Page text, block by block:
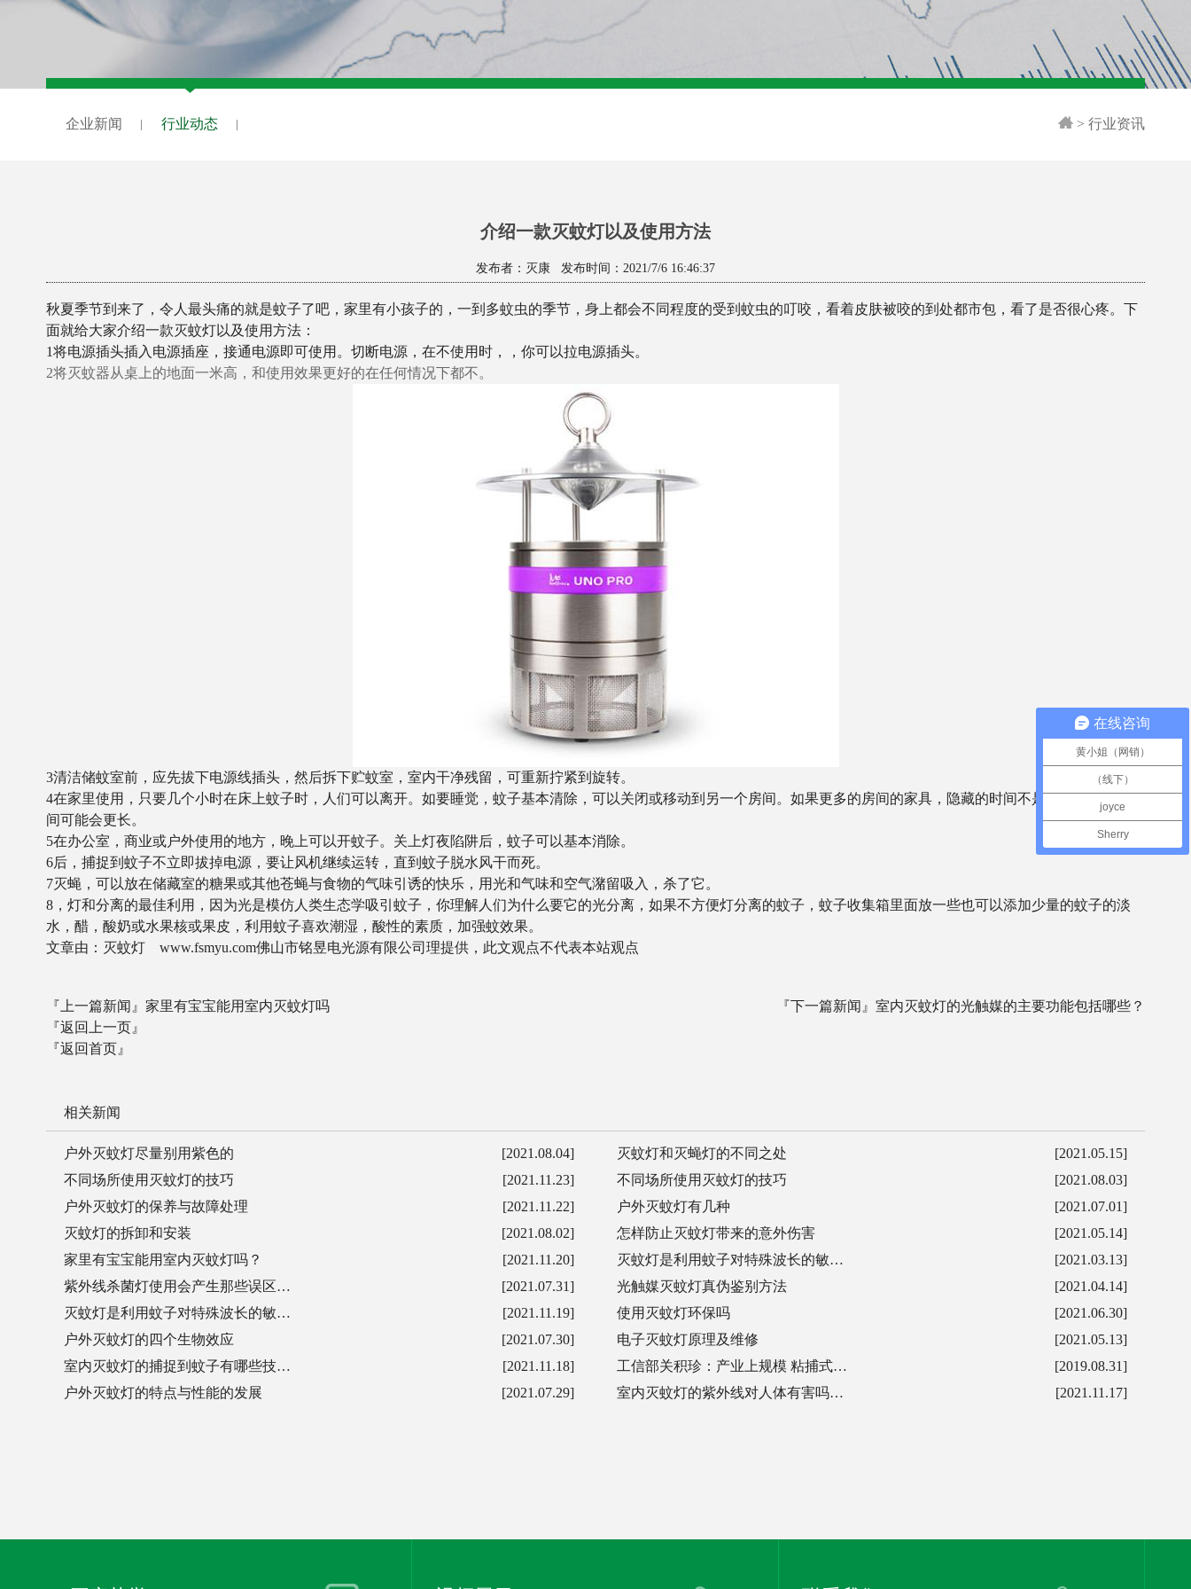
企业新闻 行业动态 > 行业资讯
介绍一款灭蚊灯以及使用方法
发布者：灭康 发布时间：2021/7/6 16:46:37
秋夏季节到来了，令人最头痛的就是蚊子了吧，家里有小孩子的，一到多蚊虫的季节，身上都会不同程度的受到蚊虫的叮咬，看着皮肤被咬的到处都市包，看了是否很心疼。下
面就给大家介绍一款灭蚊灯以及使用方法：
1将电源插头插入电源插座，接通电源即可使用。切断电源，在不使用时，，你可以拉电源插头。
2将灭蚊器从桌上的地面一米高，和使用效果更好的在任何情况下都不。
3清洁储蚊室前，应先拔下电源线插头，然后拆下贮蚊室，室内干净残留，可重新拧紧到旋转。
4在家里使用，只要几个小时在床上蚊子时，人们可以离开。如要睡觉，蚊子基本清除，可以关闭或移动到另一个房间。如果更多的房间的家具，隐藏的时间不是蚊子，蚊子的时
间可能会更长。
5在办公室，商业或户外使用的地方，晚上可以开蚊子。关上灯夜陷阱后，蚊子可以基本消除。
6后，捕捉到蚊子不立即拔掉电源，要让风机继续运转，直到蚊子脱水风干而死。
7灭蝇，可以放在储藏室的糖果或其他苍蝇与食物的气味引诱的快乐，用光和气味和空气潴留吸入，杀了它。
8，灯和分离的最佳利用，因为光是模仿人类生态学吸引蚊子，你理解人们为什么要它的光分离，如果不方便灯分离的蚊子，蚊子收集箱里面放一些也可以添加少量的蚊子的淡
水，醋，酸奶或水果核或果皮，利用蚊子喜欢潮湿，酸性的素质，加强蚊效果。
文章由：灭蚊灯 www.fsmyu.com佛山市铭昱电光源有限公司理提供，此文观点不代表本站观点
『上一篇新闻』 家里有宝宝能用室内灭蚊灯吗 『下一篇新闻』 室内灭蚊灯的光触媒的主要功能包括哪些？
『返回上一页』
『返回首页』
相关新闻
[2021.08.04]
户外灭蚊灯尽量别用紫色的 [2021.05.15]
灭蚊灯和灭蝇灯的不同之处
[2021.11.23]
不同场所使用灭蚊灯的技巧 [2021.08.03]
不同场所使用灭蚊灯的技巧
[2021.11.22]
户外灭蚊灯的保养与故障处理 [2021.07.01]
户外灭蚊灯有几种
[2021.08.02]
灭蚊灯的拆卸和安装 [2021.05.14]
怎样防止灭蚊灯带来的意外伤害
[2021.11.20]
家里有宝宝能用室内灭蚊灯吗？ [2021.03.13]
灭蚊灯是利用蚊子对特殊波长的敏…
[2021.07.31]
紫外线杀菌灯使用会产生那些误区… [2021.04.14]
光触媒灭蚊灯真伪鉴别方法
[2021.11.19]
灭蚊灯是利用蚊子对特殊波长的敏… [2021.06.30]
使用灭蚊灯环保吗
[2021.07.30]
户外灭蚊灯的四个生物效应 [2021.05.13]
电子灭蚊灯原理及维修
[2021.11.18]
室内灭蚊灯的捕捉到蚊子有哪些技… [2019.08.31]
工信部关积珍：产业上规模 粘捕式…
[2021.07.29]
户外灭蚊灯的特点与性能的发展 [2021.11.17]
室内灭蚊灯的紫外线对人体有害吗…
在线咨询
黄小姐（网销）
（线下）
joyce
Sherry